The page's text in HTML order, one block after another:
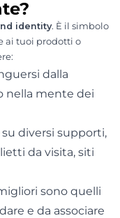
identity. È il simbolo
ai tuoi prodotti o
dalla
nella mente dei
diversi supporti,
da visita, siti
sono quelli
e da associare